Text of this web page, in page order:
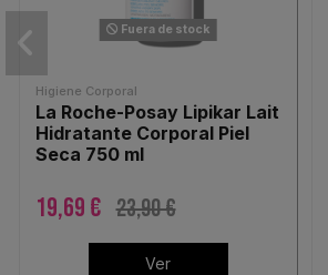
Fuera de stock
Higiene Corporal
La Roche-Posay Lipikar Lait
Hidratante Corporal Piel
Seca 750 ml
19,69 € 23,90 €
Ver